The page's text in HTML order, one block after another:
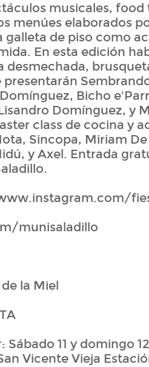
musicales, food
menúes elaborados
galleta de piso como
En esta edición
desmechada,
presentarán
Bicho
Domínguez, y
class de cocina y
Sincopa, Miriam
y Axel. Entrada
munisaladillo
la Miel
Sábado 11 y domingo
Vicente Vieja